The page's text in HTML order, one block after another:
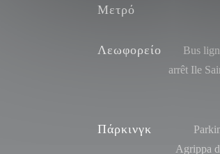
Μετρό
Λεωφορείο
Bus
arrêt Ile
Πάρκινγκ
Agrippa